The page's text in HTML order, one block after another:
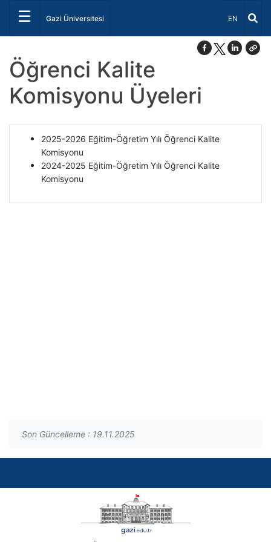
☰ Gazi Üniversitesi Dil Seçiniz
EN
Öğrenci Kalite
Komisyonu Üyeleri
2025-2026 Eğitim-Öğretim Yılı Öğrenci Kalite
Komisyonu
2024-2025 Eğitim-Öğretim Yılı Öğrenci Kalite
Komisyonu
Son Güncelleme : 19.11.2025